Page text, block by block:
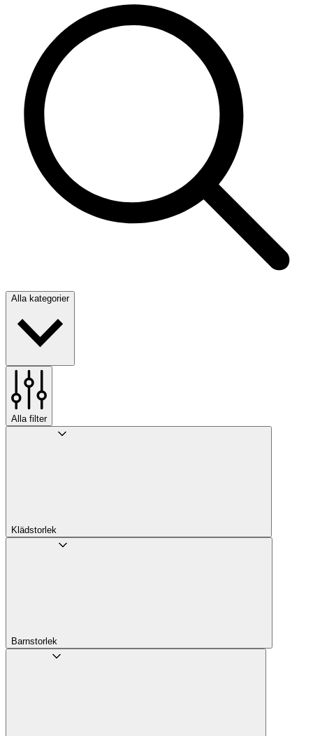
Alla kategorier
Alla filter
Klädstorlek
Barnstorlek